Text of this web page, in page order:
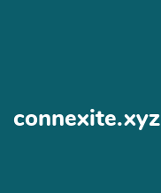
connexite.xyz